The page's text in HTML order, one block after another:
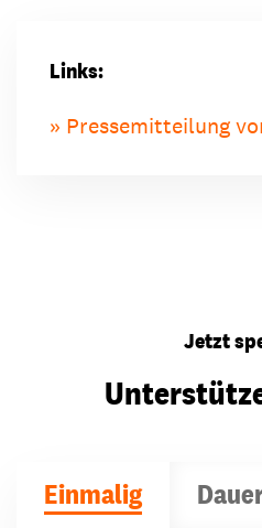
Links:
Pressemitteilung
Jetzt
Einmalig